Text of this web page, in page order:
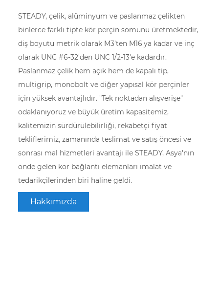
STEADY, çelik, alüminyum ve paslanmaz çelikten
binlerce farklı tipte kör perçin somunu üretmektedir,
diş boyutu metrik olarak M3’ten M16'ya kadar ve inç
olarak UNC #6-32'den UNC 1/2-13'e kadardır.
Paslanmaz çelik hem açık hem de kapalı tip,
multigrip, monobolt ve diğer yapısal kör perçinler
için yüksek avantajlıdır. "Tek noktadan alışverişe"
odaklanıyoruz ve büyük üretim kapasitemiz,
kalitemizin sürdürülebilirliği, rekabetçi fiyat
tekliflerimiz, zamanında teslimat ve satış öncesi ve
sonrası mal hizmetleri avantajı ile STEADY, Asya'nın
önde gelen kör bağlantı elemanları imalat ve
tedarikçilerinden biri haline geldi.
Hakkımızda